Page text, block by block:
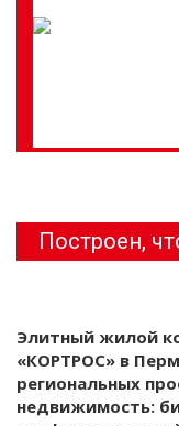
Построен,
Элитный жилой
«КОРТРОС» в
региональных
недвижимость: